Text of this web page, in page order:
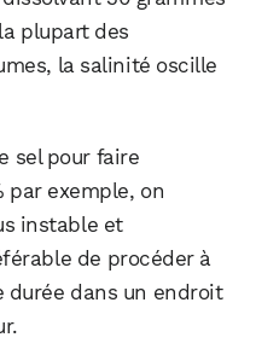
plupart des
la salinité oscille
sel pour faire
par exemple, on
instable et
de procéder à
durée dans un endroit